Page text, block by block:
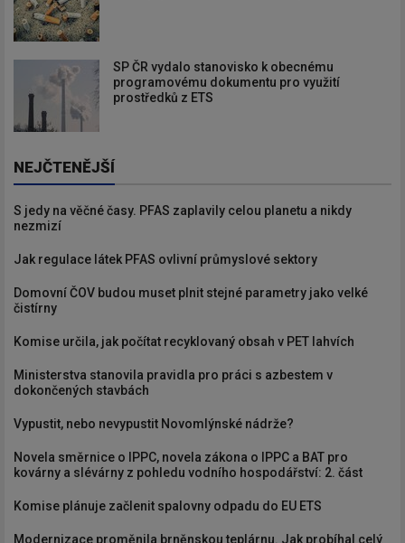
SP ČR vydalo stanovisko k obecnému
programovému dokumentu pro využití
prostředků z ETS
NEJČTENĚJŠÍ
S jedy na věčné časy. PFAS zaplavily celou planetu a nikdy
nezmizí
Jak regulace látek PFAS ovlivní průmyslové sektory
Domovní ČOV budou muset plnit stejné parametry jako velké
čistírny
Komise určila, jak počítat recyklovaný obsah v PET lahvích
Ministerstva stanovila pravidla pro práci s azbestem v
dokončených stavbách
Vypustit, nebo nevypustit Novomlýnské nádrže?
Novela směrnice o IPPC, novela zákona o IPPC a BAT pro
kovárny a slévárny z pohledu vodního hospodářství: 2. část
Komise plánuje začlenit spalovny odpadu do EU ETS
Modernizace proměnila brněnskou teplárnu. Jak probíhal celý